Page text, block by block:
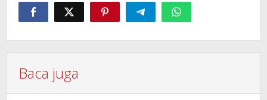
Baca juga